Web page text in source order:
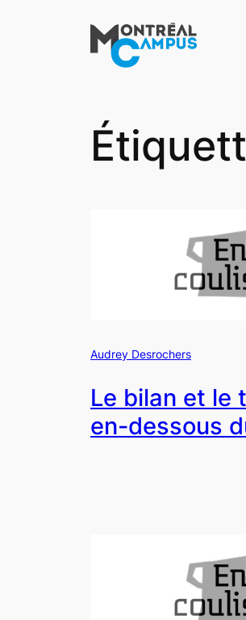
Audrey Desrochers
Le bilan et le
en-dessous